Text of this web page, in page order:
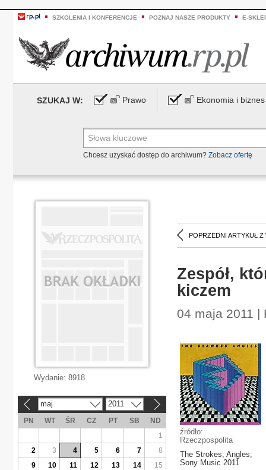
SZKOLENIA I KONFERENCJE POZNAJ NASZE PRODUKTY E-
SZUKAJ W: Prawo Ekonomia i biznes
Chcesz uzyskać dostęp do archiwum? Zobacz ofertę
POPRZEDNI ARTYKUŁ Z
Zespół,
kiczem
04 maja 2011 |
źródło:
Rzeczpospolita
The Strokes; Angles;
Sony Music 2011
Wydanie: 8918
maj 2011
PN WT ŚR CZ PT SB
ND
1
2
3 4 5 6 7
8
9
10 11 12 13 14
15